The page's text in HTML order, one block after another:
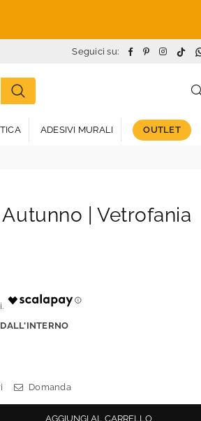
Seguici su: Facebook
Pinterest
ADESIVI MURALI OUTLET
| Vetrofania
DALL'INTERNO
Domanda
AGGIUNGI AL CARRELLO